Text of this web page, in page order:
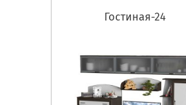
Гостиная-24